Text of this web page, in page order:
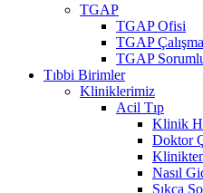
TGAP
TGAP Ofisi
TGAP
TGAP
Tıbbi Birimler
Kliniklerimiz
Acil Tıp
Klinik
Doktor
Nasıl
Sıkça